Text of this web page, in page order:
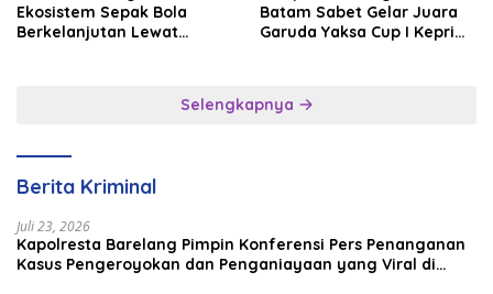
Ekosistem Sepak Bola
Berkelanjutan Lewat
Batam Sabet Gelar Juara
Garuda Yaksa Cup I Kepri
Selengkapnya
Berita Kriminal
Juli 23, 2026
Kapolresta Barelang Pimpin Konferensi Pers Penanganan
Kasus Pengeroyokan dan Penganiayaan yang Viral di